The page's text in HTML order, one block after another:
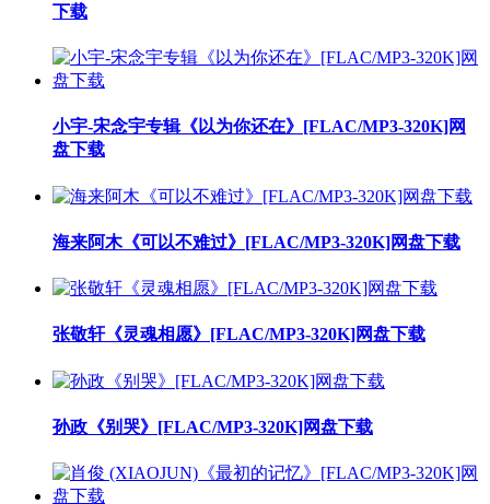
下载
小宇-宋念宇专辑《以为你还在》[FLAC/MP3-320K]网
盘下载
海来阿木《可以不难过》[FLAC/MP3-320K]网盘下载
张敬轩《灵魂相愿》[FLAC/MP3-320K]网盘下载
孙政《别哭》[FLAC/MP3-320K]网盘下载